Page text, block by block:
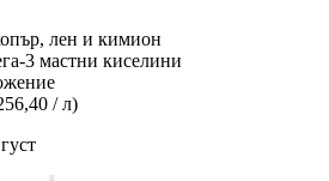
лен и кимион
3 мастни киселини
/ л)